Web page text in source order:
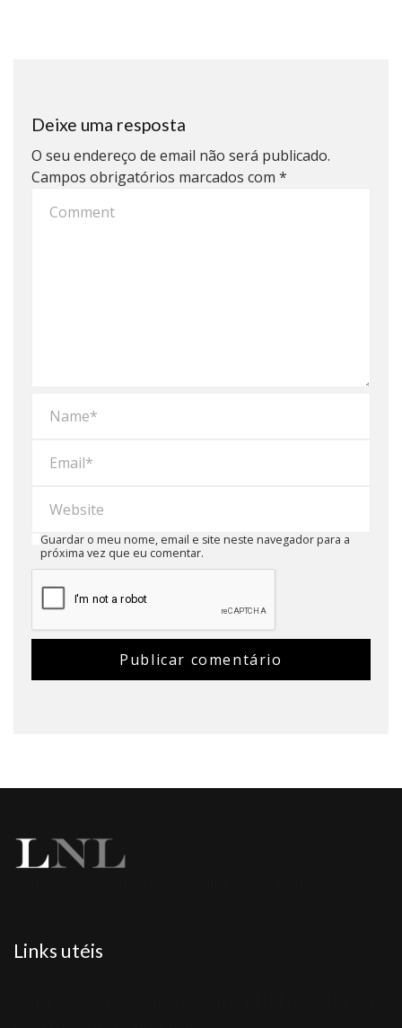
Deixe uma resposta
O seu endereço de email não será publicado.
Campos obrigatórios marcados com *
Guardar o meu nome, email e site neste navegador para a
próxima vez que eu comentar.
Links utéis